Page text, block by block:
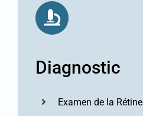
Diagnostic
Examen de la Rétine